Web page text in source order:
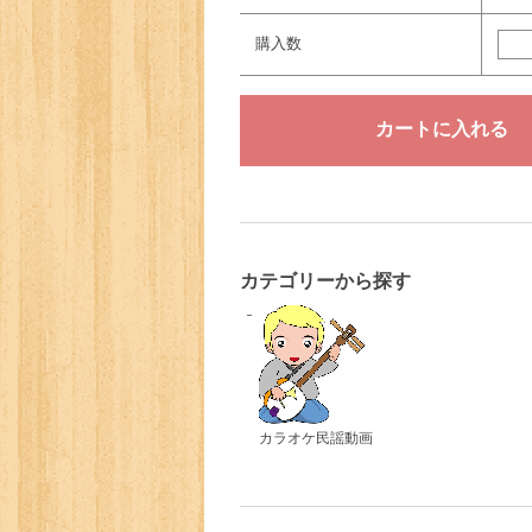
購入数
カテゴリーから探す
カラオケ民謡動画